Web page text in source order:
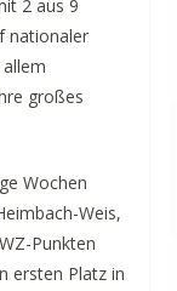
2 aus 9
nationaler
großes
Wochen
Weis,
Punkten
ersten Platz in